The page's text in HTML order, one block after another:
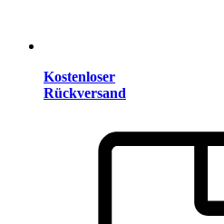
Kostenloser
Rückversand